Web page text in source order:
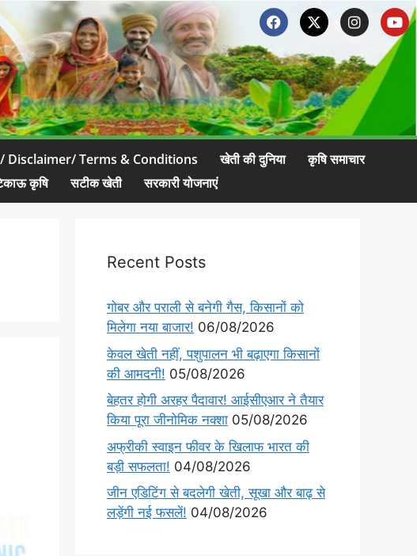
Disclaimer/ Terms & Conditions खेती की दुनिया
कृषि समाचार
कृषि सटीक खेती सरकारी योजनाएं
Recent Posts
गोबर और पराली से बनेगी गैस, किसानों को
मिलेगा नया बाजार! 06/08/2026
केवल खेती नहीं, पशुपालन भी बढ़ाएगा किसानों
की आमदनी! 05/08/2026
बेहतर होगी अरहर पैदावार! आईसीएआर ने तैयार
किया पूरा जीनोमिक नक्शा 05/08/2026
अफ्रीकी स्वाइन फीवर के खिलाफ भारत की
बड़ी सफलता! 04/08/2026
जीन एडिटिंग से बदलेगी खेती, सूखा और बाढ़ से
लड़ेंगी नई फसलें! 04/08/2026